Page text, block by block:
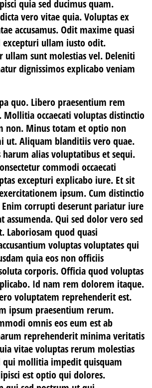
quia sed ducimus quam.
vero vitae quia. Voluptas ex
accusamus. Odit maxime quasi
ullam iusto odit.
ullam sunt molestias vel. Deleniti
dignissimos explicabo veniam
quo. Libero praesentium rem
Mollitia occaecati voluptas distinctio
non. Minus totam et optio non
ut. Aliquam blanditiis vero quae.
harum alias voluptatibus et sequi.
commodi occaecati
excepturi explicabo iure. Et sit
ipsum. Cum distinctio
corrupti deserunt pariatur iure
assumenda. Qui sed dolor vero sed
Laboriosam quod quasi
voluptas voluptates qui
quia eos non officiis
corporis. Officia quod voluptas
Id nam rem dolorem itaque.
voluptatem reprehenderit est.
ipsum praesentium rerum.
omnis eos eum est ab
reprehenderit minima veritatis
vitae voluptas rerum molestias
qui mollitia impedit quisquam
est optio qui dolores.